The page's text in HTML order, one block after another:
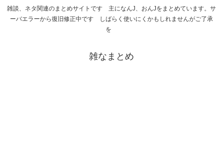
雑談、ネタ関連のまとめサイトです 主になんJ、おんJをまとめています。サ
ーバエラーから復旧修正中です しばらく使いにくかもしれませんがご了承
を
雑なまとめ